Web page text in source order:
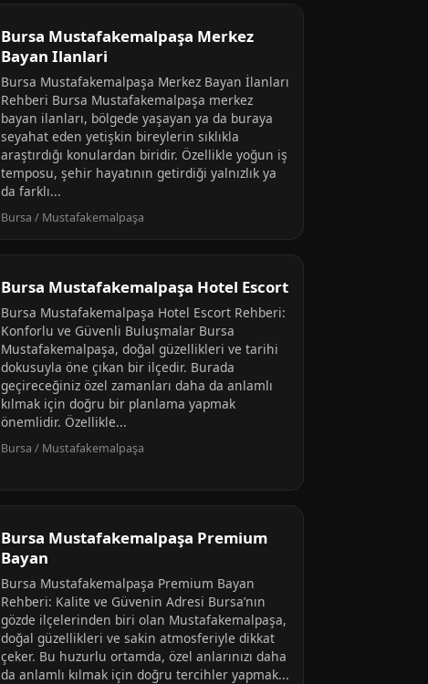
Bursa Mustafakemalpaşa Merkez
Bayan Ilanlari
Bursa Mustafakemalpaşa Merkez Bayan İlanları
Rehberi Bursa Mustafakemalpaşa merkez
bayan ilanları, bölgede yaşayan ya da buraya
seyahat eden yetişkin bireylerin sıklıkla
araştırdığı konulardan biridir. Özellikle yoğun iş
temposu, şehir hayatının getirdiği yalnızlık ya
da farklı...
Bursa / Mustafakemalpaşa
Bursa Mustafakemalpaşa Hotel Escort
Bursa Mustafakemalpaşa Hotel Escort Rehberi:
Konforlu ve Güvenli Buluşmalar Bursa
Mustafakemalpaşa, doğal güzellikleri ve tarihi
dokusuyla öne çıkan bir ilçedir. Burada
geçireceğiniz özel zamanları daha da anlamlı
kılmak için doğru bir planlama yapmak
önemlidir. Özellikle...
Bursa / Mustafakemalpaşa
Bursa Mustafakemalpaşa Premium
Bayan
Bursa Mustafakemalpaşa Premium Bayan
Rehberi: Kalite ve Güvenin Adresi Bursa’nın
gözde ilçelerinden biri olan Mustafakemalpaşa,
doğal güzellikleri ve sakin atmosferiyle dikkat
çeker. Bu huzurlu ortamda, özel anlarınızı daha
da anlamlı kılmak için doğru tercihler yapmak...